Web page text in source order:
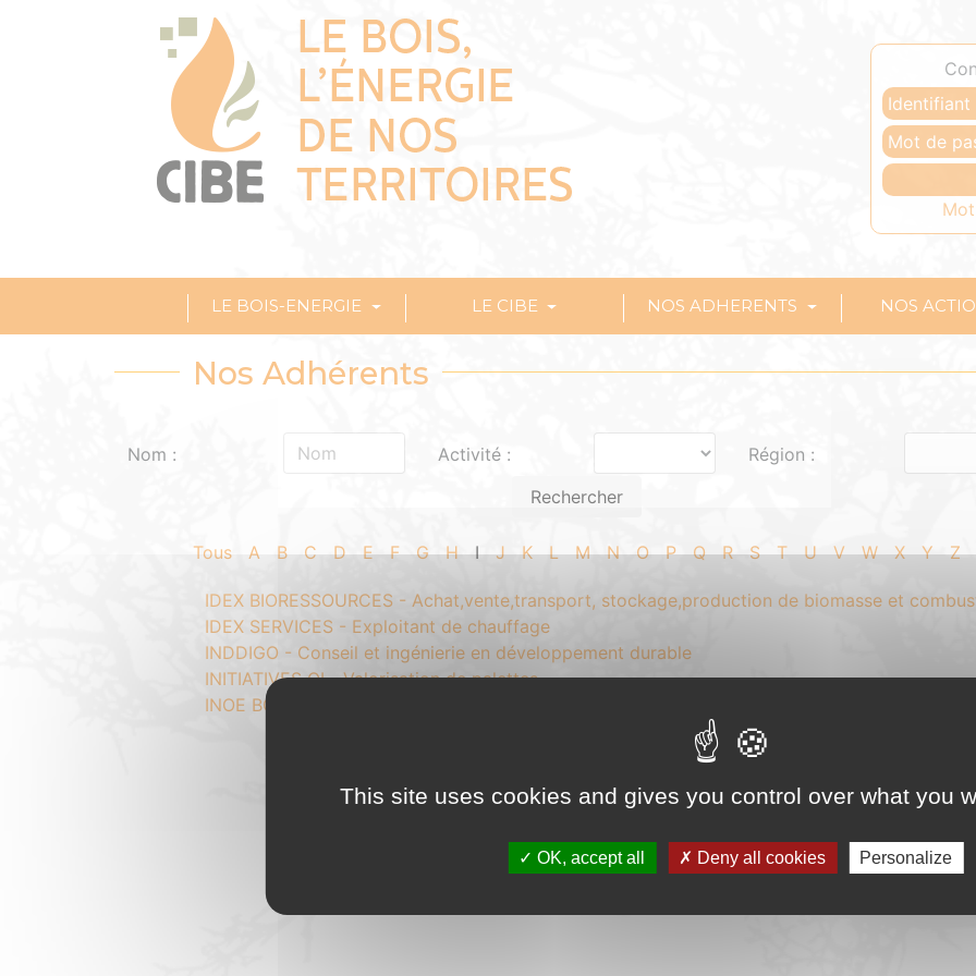
LE BOIS-ENERGIE LE CIBE NOS ADHERENTS NOS
Nos Adhérents
Nom : Activité : Région :
Tous A B C D E F G H I J K L M N O P Q R S T U V W X Y Z
IDEX BIORESSOURCES - Achat,vente,transport, stockage,production de biomasse et
IDEX SERVICES - Exploitant de chauffage
INDDIGO - Conseil et ingénierie en développement durable
INITIATIVES OI - Valorisation de palettes
INOE BOIS ENERGIE - Producteur Manufacturier Biomasse Combustible
This site uses cookies and gives you control over what you
OK, accept all Deny all cookies Personalize